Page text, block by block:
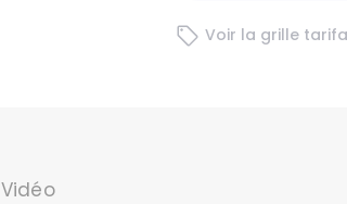
Voir la grille
Vidéo